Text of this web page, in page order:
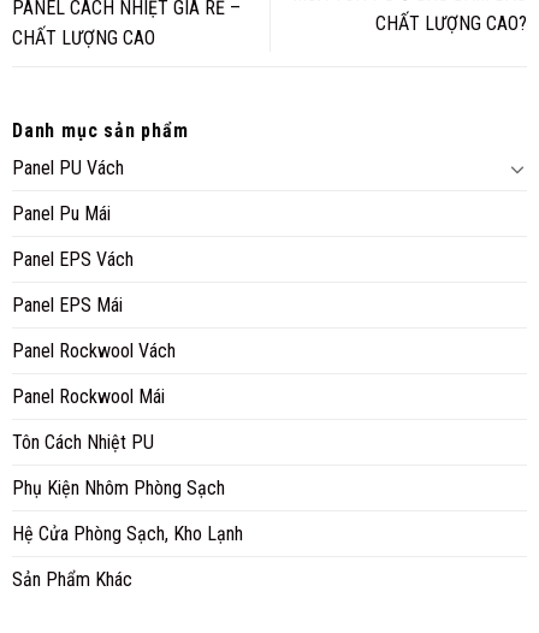
PANEL CÁCH NHIỆT GIÁ RẺ –
CHẤT LƯỢNG CAO
CHẤT LƯỢNG CAO?
Danh mục sản phẩm
Panel PU Vách
Panel Pu Mái
Panel EPS Vách
Panel EPS Mái
Panel Rockwool Vách
Panel Rockwool Mái
Tôn Cách Nhiệt PU
Phụ Kiện Nhôm Phòng Sạch
Hệ Cửa Phòng Sạch, Kho Lạnh
Sản Phẩm Khác